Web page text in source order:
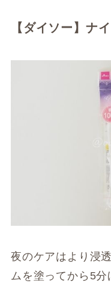
【ダイソー】ナ
夜のケアはより浸
ムを塗ってから5分